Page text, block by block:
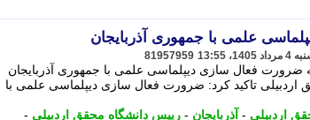
علمی با جمهوری آذربایجان
81957959
ضرورت فعال سازی دیپلماسی علمی با جمهوری آذربایجان
اردبیلی تاکید کرد: ضرورت فعال سازی دیپلماسی علمی با
اردبیلی - آذربایجان - رییس دانشگاه محقق اردبیلی -